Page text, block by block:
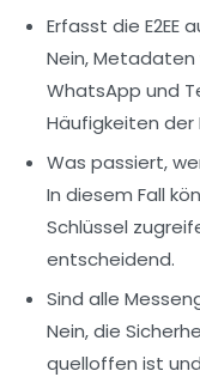
Erfasst die
Nein,
WhatsApp und
Häufigkeiten
Was passiert,
In diesem Fall
Schlüssel
entscheidend.
Sind alle
Nein, die
quelloffen ist